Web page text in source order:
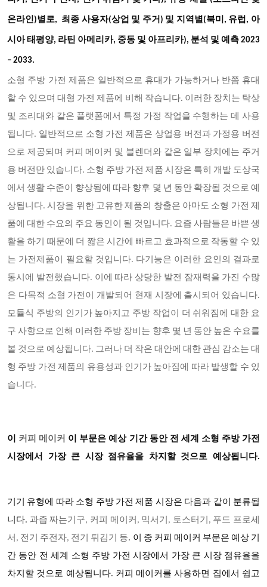
온라인)별로, 최종 사용자(상업 및 주거) 및 지역별(북미 , 유럽, 아
시아 태평양, 라틴 아메리카, 중동 및 아프리카), 분석 및 예측 2023
– 2033.
소형 주방 가전 제품은 일반적으로 휴대가 가능하거나 반쯤 휴대
할 수 있으며 대형 가전 제품에 비해 작습니다. 이러한 장치는 탁상
및 조리대와 같은 플랫폼에서 특정 가정 작업을 수행하는 데 사용
됩니다. 일반적으로 소형 가전 제품은 상업용 버전과 가정용 버전
으로 제공되며 커피 메이커 및 블렌더와 같은 일부 장치에는 주거
용 버전만 있습니다. 소형 주방 가전 제품 시장은 특히 개발 도상국
에서 생활 수준이 향상됨에 따라 향후 몇 년 동안 확장될 것으로 예
상됩니다. 시장을 위한 고유한 제품의 창출은 아마도 소형 가전 제
품에 대한 수요의 주요 동인이 될 것입니다. 요즘 사람들은 바쁜 생
활을 하기 때문에 더 짧은 시간에 빠르고 효과적으로 작동할 수 있
는 가전제품이 필요할 것입니다. 다기능은 이러한 요인의 결과로
동시에 발전했습니다. 이에 따라 상당한 발전 잠재력을 가진 수많
은 다목적 소형 가전이 개발되어 현재 시장에 출시되어 있습니다.
모듈식 주방의 인기가 높아지고 주방 작업이 더 쉬워짐에 대한 요
구 사항으로 인해 이러한 주방 장비는 향후 몇 년 동안 높은 수요를
볼 것으로 예상됩니다. 그러나 더 작은 대안에 대한 관심 감소는 대
형 주방 가전 제품의 유용성과 인기가 높아짐에 따라 발생할 수 있
습니다.
이 커피 메이커 이 부문은 예상 기간 동안 전 세계 소형 주방 가전
시장에서 가장 큰 시장 점유율을 차지할 것으로 예상됩니다.
기기 유형에 따라 소형 주방 가전 제품 시장은 다음과 같이 분류됩
니다. 과즙 짜는기구, 커피 메이커, 믹서기, 토스터기, 푸드 프로세
서, 전기 주전자, 전기 튀김기 등. 이 중 커피 메이커 부문은 예상 기
간 동안 전 세계 소형 주방 가전 시장에서 가장 큰 시장 점유율을
차지할 것으로 예상됩니다. 커피 메이커를 사용하면 집에서 쉽고